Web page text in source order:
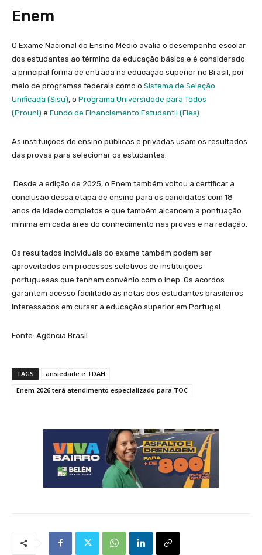
Enem
O Exame Nacional do Ensino Médio avalia o desempenho escolar
dos estudantes ao término da educação básica e é considerado
a principal forma de entrada na educação superior no Brasil, por
meio de programas federais como o Sistema de Seleção
Unificada (Sisu), o Programa Universidade para Todos
(Prouni) e Fundo de Financiamento Estudantil (Fies)
As instituições de ensino públicas e privadas usam os resultados
das provas para selecionar os estudantes.
Desde a edição de 2025, o Enem também voltou a certificar a
conclusão dessa etapa de ensino para os candidatos com 18
anos de idade completos e que também alcancem a pontuação
mínima em cada área do conhecimento nas provas e na redação.
Os resultados individuais do exame também podem ser
aproveitados em processos seletivos de instituições
portuguesas que tenham convênio com o Inep. Os acordos
garantem acesso facilitado às notas dos estudantes brasileiros
interessados em cursar a educação superior em Portugal.
Fonte: Agência Brasil
TAGS
ansiedade e TDAH
Enem 2026 terá atendimento especializado para TOC